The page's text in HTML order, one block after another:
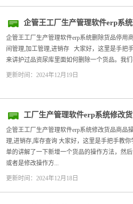
企管王工厂生产管理软件erp系
企管王工厂生产管理软件erp系统删除货品停用
间管理,加工管理,进销存 大家好，这里是手把
来讲护过品资尿库里面如何删除一个货品。我
更新时间：2024年12月19日
工厂生产管理软件erp系统修改
企管王工厂生产管理软件erp系统修改货品商品
理,进销存,库存查询 大家好，这里是手把手教
单的讲解了一下新增一个货品的操作方法，然
或者是修改操作方...
更新时间：2024年12月18日